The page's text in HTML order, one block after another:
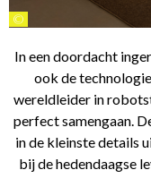
©
In een doordacht
ook de
wereldleider in
perfect samengaan.
in de kleinste details
bij de hedendaagse